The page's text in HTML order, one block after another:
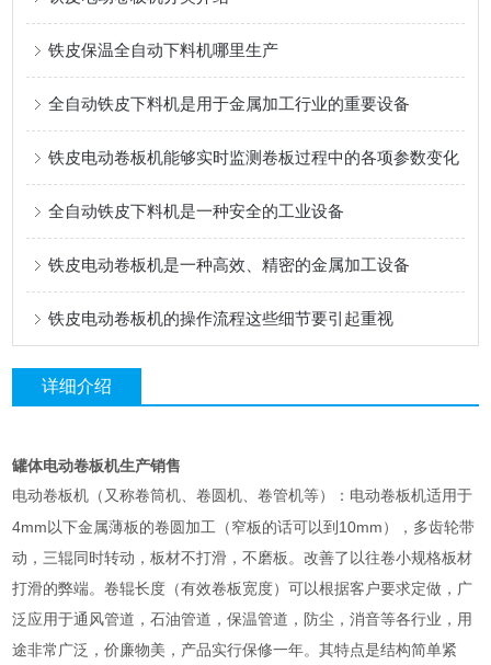
铁皮保温全自动下料机哪里生产
全自动铁皮下料机是用于金属加工行业的重要设备
铁皮电动卷板机能够实时监测卷板过程中的各项参数变化
全自动铁皮下料机是一种安全的工业设备
铁皮电动卷板机是一种高效、精密的金属加工设备
铁皮电动卷板机的操作流程这些细节要引起重视
详细介绍
罐体电动卷板机生产销售
电动卷板机（又称卷筒机、卷圆机、卷管机等）：电动卷板机适用于
4mm 以下金属薄板的卷圆加工（窄板的话可以到 10mm ），多齿轮带
动，三辊同时转动，板材不打滑，不磨板。改善了以往卷小规格板材
打滑的弊端。卷辊长度（有效卷板宽度）可以根据客户要求定做，广
泛应用于通风管道，石油管道，保温管道，防尘，消音等各行业，用
途非常广泛，价廉物美，产品实行保修一年。其特点是结构简单紧